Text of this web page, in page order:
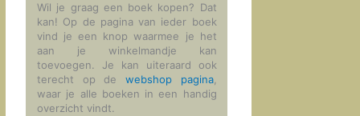
Wil je graag een boek kopen? Dat
kan! Op de pagina van ieder boek
vind je een knop waarmee je het
aan je winkelmandje kan
toevoegen. Je kan uiteraard ook
terecht op dewebshop pagina,
waar je alle boeken in een handig
overzicht vindt.